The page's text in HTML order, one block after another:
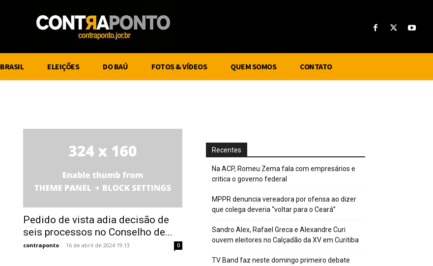
BRASIL ELEIÇÕES DO BAÚ FOTOS & VÍDEOS QUEM SOMOS CONTATO
Pedido de vista adia decisão de
seis processos no Conselho de...
contraponto - 16 de abril de 2024 19:13 0
Recentes
Na ACP, Romeu Zema fala com empresários e
critica o governo federal
MPPR denuncia vereadora por ofensa ao dizer
que colega deveria “voltar para o Ceará”
Sandro Alex, Rafael Greca e Alexandre Curi
ouvem eleitores no Calçadão da XV em Curitiba
TV Band faz neste domingo primeiro debate